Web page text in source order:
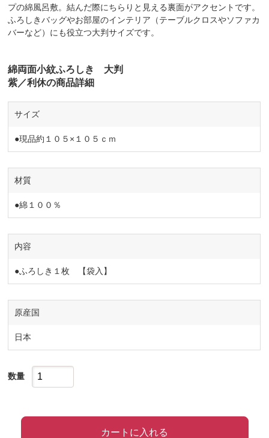
プの綿風呂敷。結んだ際にちらりと見える裏面がアクセントです。
ふろしきバッグやお部屋のインテリア（テーブルクロスやソファカ
バーなど）にも役立つ大判サイズです。
綿両面小紋ふろしき 大判
紫／利休の商品詳細
サイズ
●現品約１０５×１０５ｃｍ
材質
●綿１００％
内容
●ふろしき１枚 【袋入】
原産国
日本
数量
カートに入れる